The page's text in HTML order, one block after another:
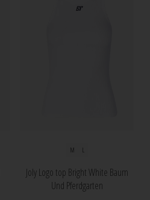
M L
Joly Logo top Bright White Baum
Und Pferdgarten